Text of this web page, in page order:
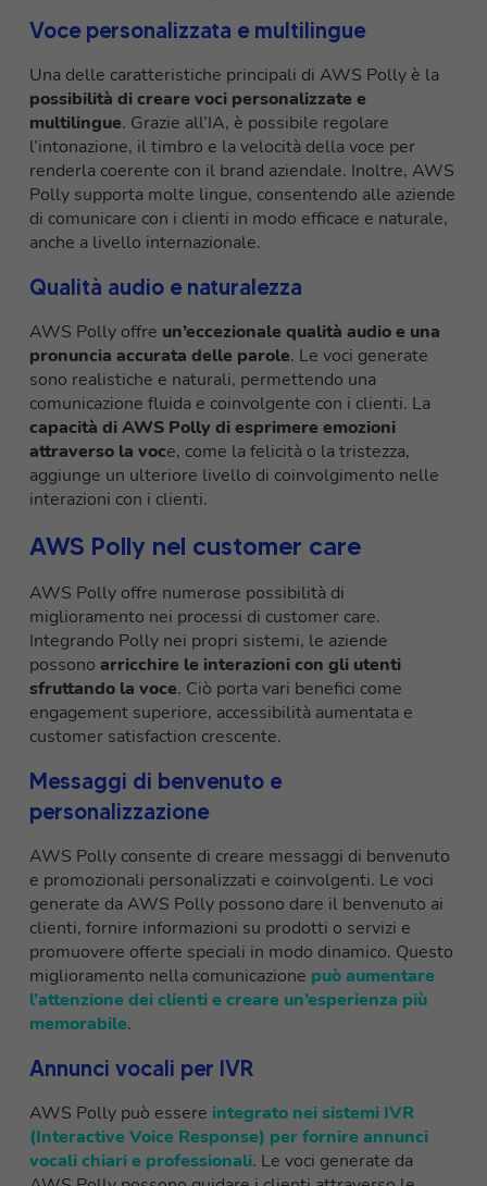
Voce personalizzata e multilingue
Una delle caratteristiche principali di AWS Polly è la
possibilità di creare voci personalizzate e
multilingue. Grazie all’IA, è possibile regolare
l’intonazione, il timbro e la velocità della voce per
renderla coerente con il brand aziendale. Inoltre, AWS
Polly supporta molte lingue, consentendo alle aziende
di comunicare con i clienti in modo efficace e naturale,
anche a livello internazionale.
Qualità audio e naturalezza
AWS Polly offre un’eccezionale qualità audio e una
pronuncia accurata delle parole. Le voci generate
sono realistiche e naturali, permettendo una
comunicazione fluida e coinvolgente con i clienti. La
capacità di AWS Polly di esprimere emozioni
attraverso la voce, come la felicità o la tristezza,
aggiunge un ulteriore livello di coinvolgimento nelle
interazioni con i clienti.
AWS Polly nel customer care
AWS Polly offre numerose possibilità di
miglioramento nei processi di customer care.
Integrando Polly nei propri sistemi, le aziende
possono arricchire le interazioni con gli utenti
sfruttando la voce. Ciò porta vari benefici come
engagement superiore, accessibilità aumentata e
customer satisfaction crescente.
Messaggi di benvenuto e
personalizzazione
AWS Polly consente di creare messaggi di benvenuto
e promozionali personalizzati e coinvolgenti. Le voci
generate da AWS Polly possono dare il benvenuto ai
clienti, fornire informazioni su prodotti o servizi e
promuovere offerte speciali in modo dinamico. Questo
miglioramento nella comunicazione può aumentare
l’attenzione dei clienti e creare un’esperienza più
memorabile.
Annunci vocali per IVR
AWS Polly può essere integrato nei sistemi IVR
(Interactive Voice Response) per fornire annunci
vocali chiari e professionali. Le voci generate da